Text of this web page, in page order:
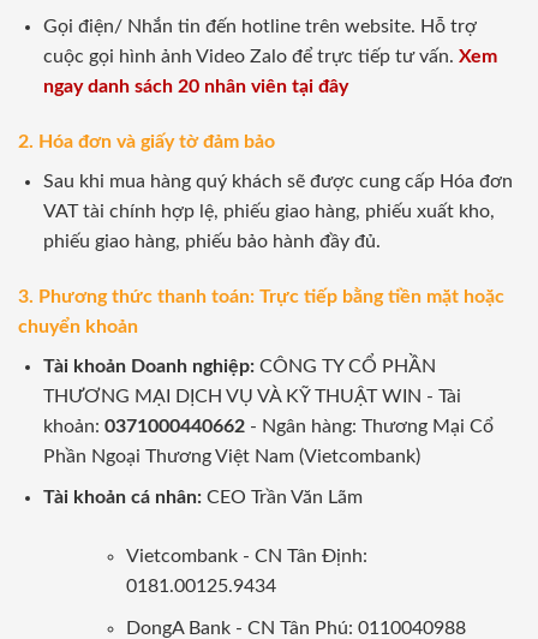
Gọi điện/ Nhắn tin đến hotline trên website. Hỗ trợ
cuộc gọi hình ảnh Video Zalo để trực tiếp tư vấn. Xem
ngay danh sách 20 nhân viên tại đây
2. Hóa đơn và giấy tờ đảm bảo
Sau khi mua hàng quý khách sẽ được cung cấp Hóa đơn
VAT tài chính hợp lệ, phiếu giao hàng, phiếu xuất kho,
phiếu giao hàng, phiếu bảo hành đầy đủ.
3. Phương thức thanh toán: Trực tiếp bằng tiền mặt hoặc
chuyển khoản
Tài khoản Doanh nghiệp:CÔNG TY CỔ PHẦN
THƯƠNG MẠI DỊCH VỤ VÀ KỸ THUẬT WIN - Tài
khoản: 0371000440662- Ngân hàng: Thương Mại Cổ
Phần Ngoại Thương Việt Nam (Vietcombank)
Tài khoản cá nhân: CEO Trần Văn Lãm
Vietcombank - CN Tân Định:
0181.00125.9434
DongA Bank - CN Tân Phú: 0110040988